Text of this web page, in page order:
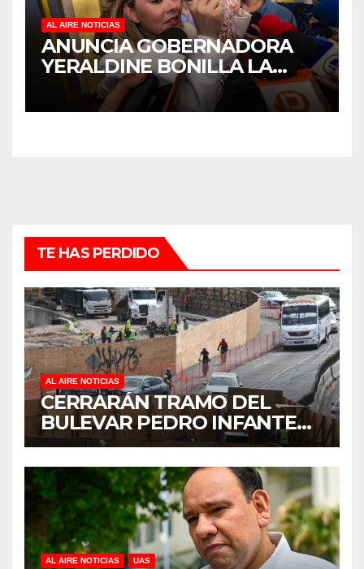
AL AIRE NOTICIAS
ANUNCIA GOBERNADORA
YERALDINE BONILLA LA
REAPERTURA DEL
PROGRAMA “PONTE AL
TE HAS PERDIDO
AL AIRE NOTICIAS
CERRARÁN TRAMO DEL
BULEVAR PEDRO INFANTE
PARA ACELERAR OBRAS
ANTES DEL REGRESO A
CLASES
AL AIRE NOTICIAS UAS